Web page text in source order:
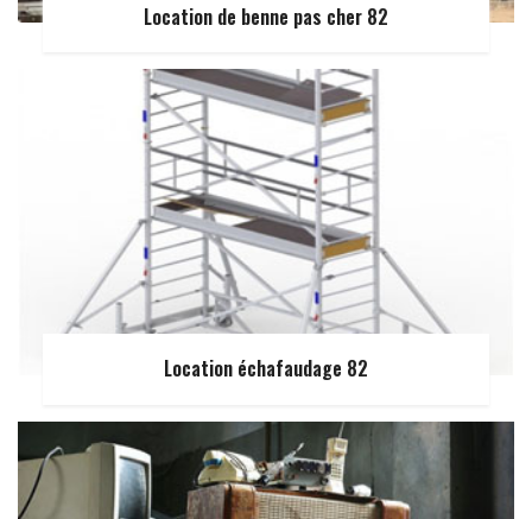
Location de benne pas cher 82
Location échafaudage 82